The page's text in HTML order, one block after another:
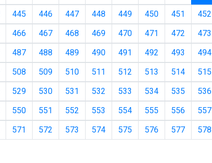
445 446 447 448 449 450 451 452
466 467 468 469 470 471 472 473
487 488 489 490 491 492 493 494
508 509 510 511 512 513 514 515
529 530 531 532 533 534 535 536
550 551 552 553 554 555 556 557
571 572 573 574 575 576 577 578